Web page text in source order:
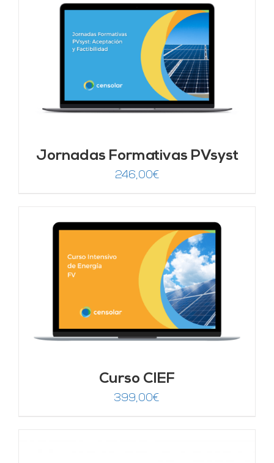
1.250,00€.625,00€.
Jornadas Formativas PVsyst
246,00€
Curso CIEF
399,00€